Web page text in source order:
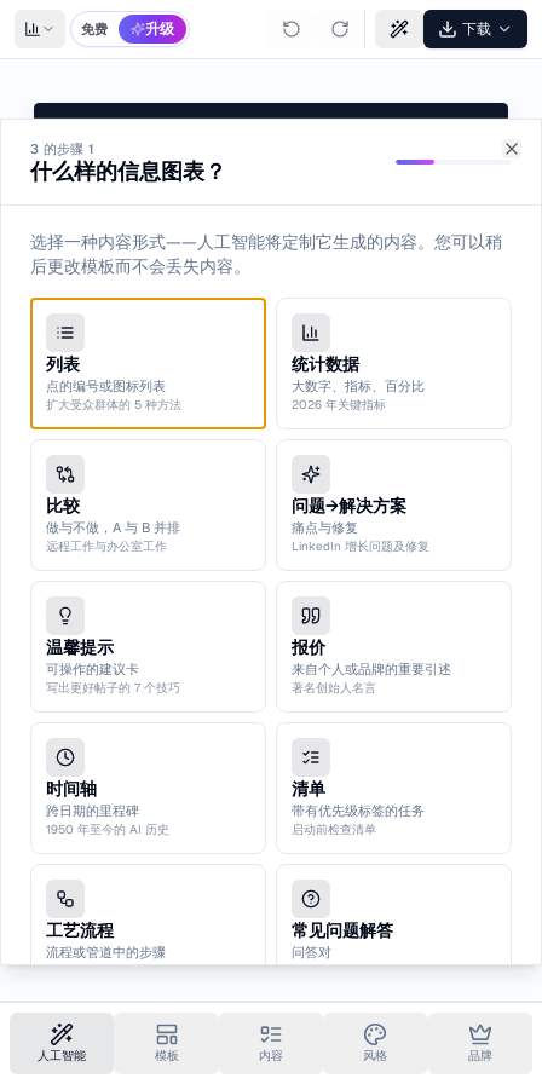
免费 升级 下载
5 Steps to Success
A simple framework anyone can follow.
01
Plan 02
Implement the plan with focus and consistency.
Analyze results and make continuous improvements.
Your Name
人工智能 模板 内容 风格 品牌
3 的步骤 1
什么样的信息图表？
选择一种内容形式——人工智能将定制它生成的内容。您可以稍
后更改模板而不会丢失内容。
列表
点的编号或图标列表
扩大受众群体的 5 种方法
统计数据
大数字、指标、百分比
2026 年关键指标
比较
做与不做，A 与 B 并排
远程工作与办公室工作
问题→解决方案
痛点与修复
LinkedIn 增长问题及修复
温馨提示
可操作的建议卡
写出更好帖子的 7 个技巧
报价
来自个人或品牌的重要引述
著名创始人名言
时间轴
跨日期的里程碑
1950 年至今的 AI 历史
清单
带有优先级标签的任务
启动前检查清单
工艺流程
流程或管道中的步骤
常见问题解答
问答对
备忘单